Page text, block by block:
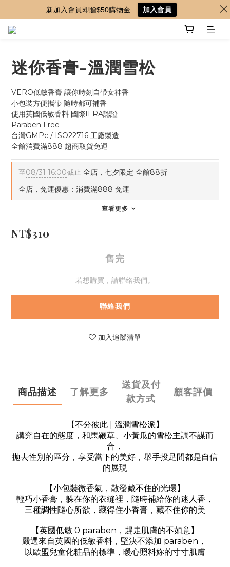
迷你香膏-溫潤雪松
VERO低敏香膏 讓你時刻自帶女神香
小包裝方便攜帶 隨時都可補香
使用英國低敏香料 國際IFRA認證
Paraben Free
台灣GMPc / ISO22716 工廠製造
全館消費滿888 超商取貨免運
至08/31 16:00截止 全店，七夕限定 全館88折
全店，免運優惠：消費滿888 免運
查看更多
NT$310
售完
若想購買，請聯絡我們。
聯絡我們
加入追蹤清單
商品描述 了解更多
送貨及付
款方式
顧客評價
【不分彼此 | 溫潤雪松派】
講究自在的態度，和馬鞭草、小黃瓜的雪松主調不謀而
合，
拋去性別的區分，享受當下的美好，舉手投足間都是自信
的展現
【小包裝微香氣，散發藏不住的光環】
輕巧小香膏，躲在你的衣縫裡，隨時補給你的迷人香，
三種調性隨心所欲，藏得住小香膏，藏不住你的美
【英國低敏 0 paraben，趕走肌膚的不如意】
嚴選來自英國的低敏香料，堅決不添加 paraben，
以歐盟兒童化粧品的標準，暖心照料妳的寸寸肌膚
新加入會員即贈$50購物金 加入會員